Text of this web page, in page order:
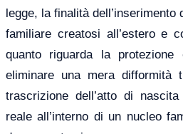
legge, la finalità
familiare creatosi all’estero e
quanto riguarda la
eliminare una mera difformità
trascrizione dell’atto di
reale all’interno di un nucleo